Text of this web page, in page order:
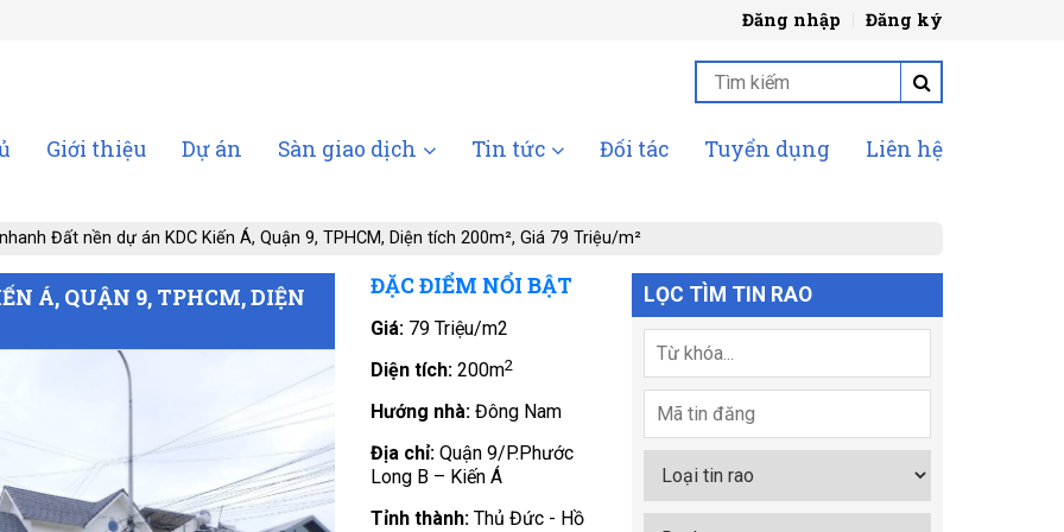
Đăng nhập Đăng ký
Giới thiệu Dự án Sàn giao dịch Tin tức Đối tác Tuyển dụng Liên hệ
Đất nền dự án KDC Kiến Á, Quận 9, TPHCM, Diện tích 200m², Giá 79 Triệu/m²
Á, QUẬN 9, TPHCM, DIỆN ĐẶC ĐIỂM NỔI BẬT
Giá: 79 Triệu/m2
Diện tích:200m2
Hướng nhà:Đông Nam
Địa chỉ:Quận 9/P.Phước
Long B – Kiến Á
Tỉnh thành:Thủ Đức - Hồ
LỌC TÌM TIN RAO